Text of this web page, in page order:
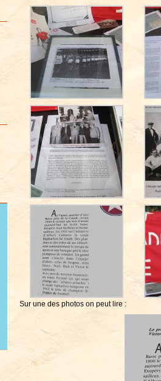
Sur une des photos on peut lire :